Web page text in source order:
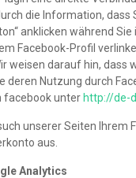
die Information, dass
anklicken während
Facebook-Profil
weisen darauf hin, dass
deren Nutzung durch
facebook unter http://de-
unserer Seiten
aus.
Analytics